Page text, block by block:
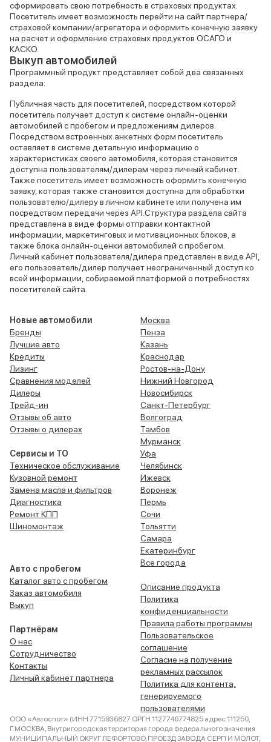
сформировать свою потребность в страховых продуктах.
Посетитель имеет возможность перейти на сайт партнера/
страховой компании/агрегатора и оформить конечную заявку
на расчет и оформление страховых продуктов ОСАГО и
КАСКО.
Выкуп автомобилей
Программный продукт представляет собой два связанных
раздела:
Публичная часть для посетителей, посредством которой
посетитель получает доступ к системе онлайн-оценки
автомобилей с пробегом и предложениям дилеров.
Посредством встроенных анкетных форм посетитель
оставляет в системе детальную информацию о
характеристиках своего автомобиля, которая становится
доступна пользователям/дилерам через личный кабинет.
Также посетитель имеет возможность оформить конечную
заявку, которая также становится доступна для обработки
пользователю/дилеру в личном кабинете или получена им
посредством передачи через API.Структура раздела сайта
представлена в виде формы отправки контактной
информации, маркетинговых и мотивационных блоков, а
также блока онлайн-оценки автомобилей с пробегом.
Личный кабинет пользователя/дилера представлен в виде API,
его пользователь/дилер получает неограниченный доступ ко
всей информации, собираемой платформой о потребностях
посетителей сайта.
Новые автомобили
Бренды
Лучшие авто
Кредиты
Лизинг
Сравнения моделей
Дилеры
Трейд-ин
Отзывы об авто
Отзывы о дилерах
Сервисы и ТО
Техническое обслуживание
Кузовной ремонт
Замена масла и фильтров
Диагностика
Ремонт КПП
Шиномонтаж
Авто с пробегом
Каталог авто с пробегом
Заказ автомобиля
Выкуп
Партнёрам
О нас
Сотрудничество
Контакты
Личный кабинет партнера
Москва
Пенза
Казань
Краснодар
Ростов-на-Дону
Нижний Новгород
Новосибирск
Санкт-Петербург
Волгоград
Тамбов
Мурманск
Уфа
Челябинск
Ижевск
Воронеж
Пермь
Сочи
Тольятти
Самара
Екатеринбург
Все города
Описание продукта
Политика
конфиденциальности
Правила работы программы
Пользовательское
соглашение
Согласие на получение
рекламных рассылок
Политика для контента,
генерируемого
пользователями
ООО «Автоспот» (ИНН 7715936827 ОРГН 1127746774825 адрес 111250,
Г.МОСКВА, Внутригородская территория города федерального значения
МУНИЦИПАЛЬНЫЙ ОКРУГ ЛЕФОРТОВО, ПРОЕЗД ЗАВОДА СЕРП И МОЛОТ,